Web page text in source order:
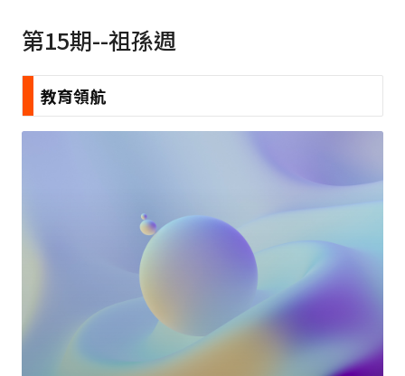
第15期--祖孫週
教育領航